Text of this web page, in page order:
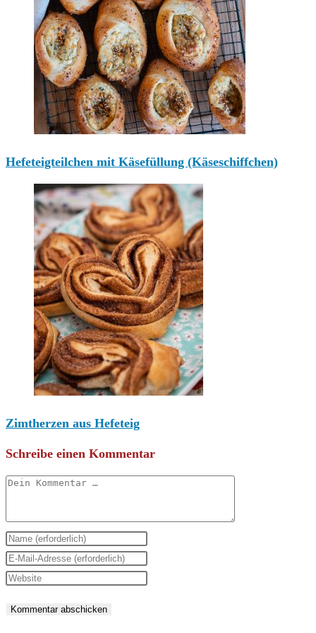
Hefeteigteilchen mit Käsefüllung (Käseschiffchen)
Zimtherzen aus Hefeteig
Schreibe einen Kommentar
Kommentar
Gib
deinen
Namen
Benutzernamen
Gib
deine
Mail-
Gib
Website-